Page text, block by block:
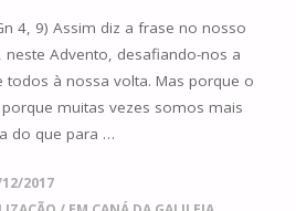
4, 9) Assim diz a frase no nosso
neste Advento, desafiando-nos a
à nossa volta. Mas porque o
muitas vezes somos mais
do que para …
2017